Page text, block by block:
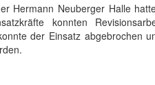
Hermann Neuberger Halle
konnten
der Einsatz abgebrochen